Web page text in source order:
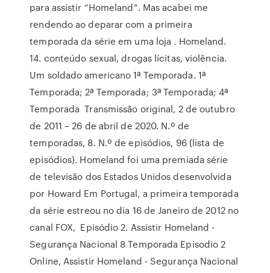
para assistir “Homeland”. Mas acabei me
rendendo ao deparar com a primeira
temporada da série em uma loja . Homeland.
14. conteúdo sexual, drogas lícitas, violência.
Um soldado americano 1ª Temporada. 1ª
Temporada; 2ª Temporada; 3ª Temporada; 4ª
Temporada Transmissão original, 2 de outubro
de 2011 – 26 de abril de 2020. N.º de
temporadas, 8. N.º de episódios, 96 (lista de
episódios). Homeland foi uma premiada série
de televisão dos Estados Unidos desenvolvida
por Howard Em Portugal, a primeira temporada
da série estreou no dia 16 de Janeiro de 2012 no
canal FOX, Episódio 2. Assistir Homeland -
Segurança Nacional 8 Temporada Episodio 2
Online, Assistir Homeland - Segurança Nacional